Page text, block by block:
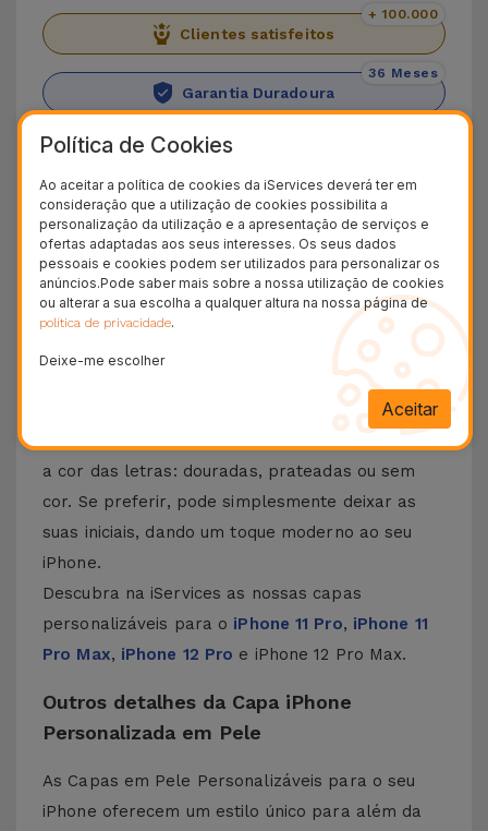
Clientes satisfeitos
+ 100.000
Garantia Duradoura
36 Meses
Entrega Grátis
Capa iPhone Personalizada em Pele
A Capa iPhone Personalizada em Pele oferece
mais do que uma proteção extra ao seu
smartphone. Oferece um toque único de estilo ao
seu telemóvel. Deixe a sua personalidade
expressar-se, graças às suas cinco elegantes
cores e a possibilidade de incorporar uma
palavra até 6 caracteres. Poderá ainda escolher
a cor das letras: douradas, prateadas ou sem
cor. Se preferir, pode simplesmente deixar as
suas iniciais, dando um toque moderno ao seu
iPhone.
Descubra na iServices as nossas capas
personalizáveis para o iPhone 11 Pro, iPhone 11
Pro Max, iPhone 12 Pro e iPhone 12 Pro Max.
Outros detalhes da Capa iPhone
Personalizada em Pele
As Capas em Pele Personalizáveis para o seu
iPhone oferecem um estilo único para além da
Política de Cookies
Ao aceitar a política de cookies da iServices deverá ter em
consideração que a utilização de cookies possibilita a
personalização da utilização e a apresentação de serviços e
ofertas adaptadas aos seus interesses. Os seus dados
pessoais e cookies podem ser utilizados para personalizar os
anúncios.Pode saber mais sobre a nossa utilização de cookies
ou alterar a sua escolha a qualquer altura na nossa página de
política de privacidade.
Deixe-me escolher
Aceitar